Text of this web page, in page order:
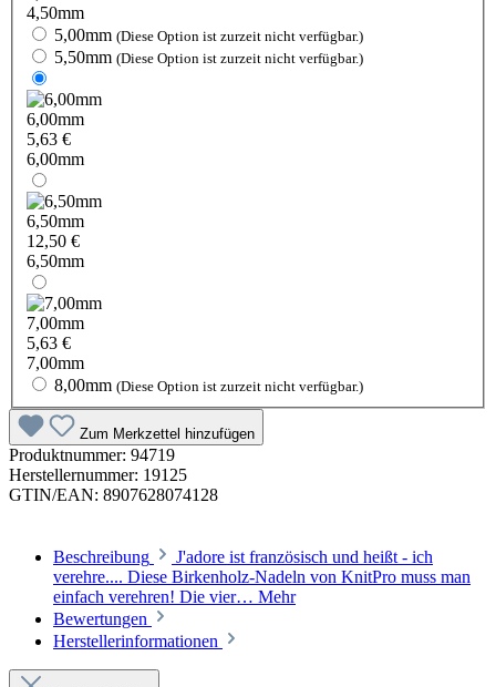
4,50mm
5,00mm (Diese Option ist zurzeit nicht verfügbar.)
5,50mm (Diese Option ist zurzeit nicht verfügbar.)
6,00mm
5,63 €
6,00mm
6,50mm
12,50 €
6,50mm
7,00mm
5,63 €
7,00mm
8,00mm (Diese Option ist zurzeit nicht verfügbar.)
Zum Merkzettel hinzufügen
Produktnummer: 94719
Herstellernummer: 19125
GTIN/EAN: 8907628074128
Beschreibung
J'adore ist französisch und heißt - ich
verehre.... Diese Birkenholz-Nadeln von KnitPro muss man
einfach verehren! Die vier… Mehr
Bewertungen
Herstellerinformationen